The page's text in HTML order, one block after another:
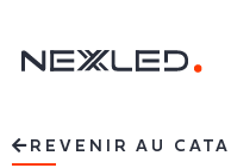
REVENIR AU